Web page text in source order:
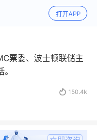
打开APP
票委、波士顿联储主
 150.4k